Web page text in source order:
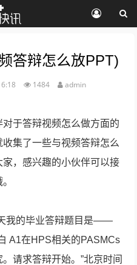
答辩怎么放PPT)
1484 admin
于答辩视频怎么做方面的
集了一些与视频答辩怎么
，感兴趣的小伙伴可以接
我的毕业答辩题目是——
A1在HPS相关的PASMCs
请求答辩开始。”北京时间